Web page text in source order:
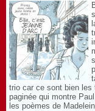
trio car ce sont bien les
paginée qui montre
les poèmes de